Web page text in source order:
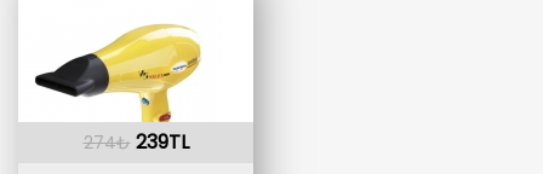
274₺ 239TL